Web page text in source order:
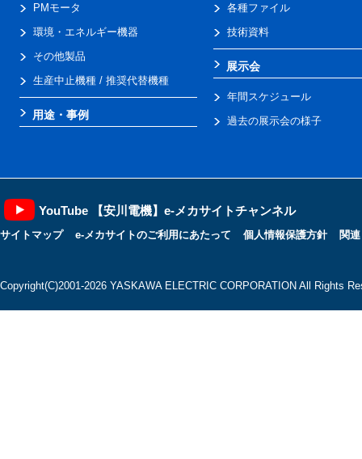
PMモータ
環境・エネルギー機器
その他製品
生産中止機種 / 推奨代替機種
用途・事例
各種ファイル
技術資料
展示会
年間スケジュール
過去の展示会の様子
YouTube 【安川電機】e-メカサイトチャンネル
サイトマップ e-メカサイトのご利用にあたって 個人情報保護方針 関
Copyright(C)2001‐2026 YASKAWA ELECTRIC CORPORATION All Rights